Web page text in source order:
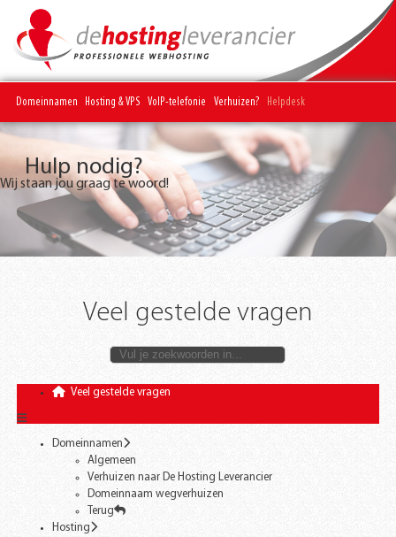
Domeinnamen Hosting & VPS VoIP-telefonie Verhuizen? Helpdesk
Hulp nodig?
Wij staan jou graag te woord!
Veel gestelde vragen
Veel gestelde vragen
Domeinnamen
Algemeen
Verhuizen naar De Hosting Leverancier
Domeinnaam wegverhuizen
Terug
Hosting